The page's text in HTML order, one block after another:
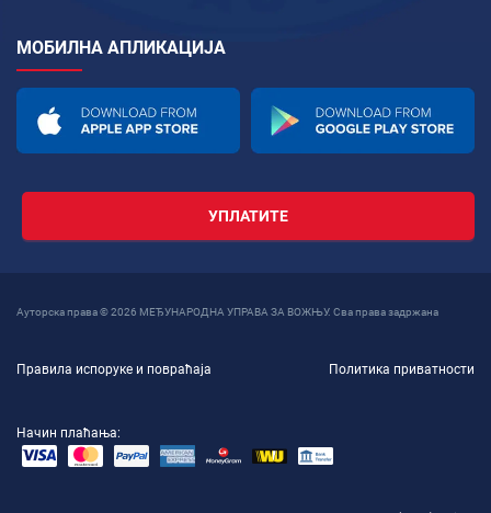
МОБИЛНА АПЛИКАЦИЈА
УПЛАТИТЕ
Ауторска права © 2026 МЕЂУНАРОДНА УПРАВА ЗА ВОЖЊУ. Сва права задржана
Правила испоруке и повраћаја Политика приватности
Начин плаћања: